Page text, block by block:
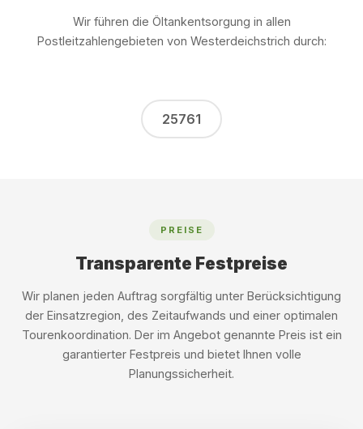
Wir führen die Öltankentsorgung in allen
Postleitzahlengebieten von Westerdeichstrich durch:
25761
PREISE
Transparente Festpreise
Wir planen jeden Auftrag sorgfältig unter Berücksichtigung
der Einsatzregion, des Zeitaufwands und einer optimalen
Tourenkoordination. Der im Angebot genannte Preis ist ein
garantierter Festpreis und bietet Ihnen volle
Planungssicherheit.